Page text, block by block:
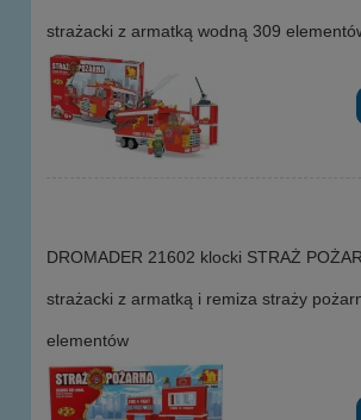
strażacki z armatką wodną 309
DROMADER 21602 klocki STRAŻ
strażacki z armatką i remiza straży
elementów